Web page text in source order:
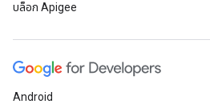
บล็อก Apigee
Android